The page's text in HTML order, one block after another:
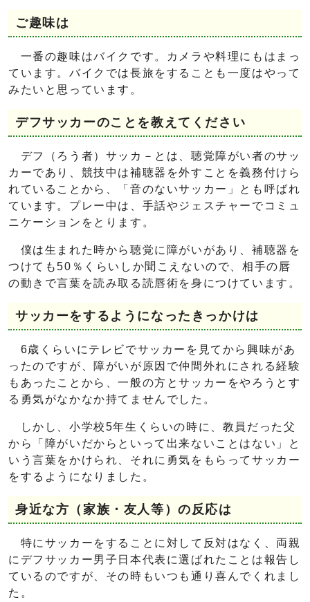
ご趣味は
一番の趣味はバイクです。カメラや料理にもはまっ
ています。バイクでは長旅をすることも一度はやって
みたいと思っています。
デフサッカーのことを教えてください
デフ（ろう者）サッカ－とは、聴覚障がい者のサッ
カーであり、競技中は補聴器を外すことを義務付けら
れていることから、「音のないサッカー」とも呼ばれ
ています。プレー中は、手話やジェスチャーでコミュ
ニケーションをとります。
僕は生まれた時から聴覚に障がいがあり、補聴器を
つけても50％くらいしか聞こえないので、相手の唇
の動きで言葉を読み取る読唇術を身につけています。
サッカーをするようになったきっかけは
6歳くらいにテレビでサッカーを見てから興味があ
ったのですが、障がいが原因で仲間外れにされる経験
もあったことから、一般の方とサッカーをやろうとす
る勇気がなかなか持てませんでした。
しかし、小学校5年生くらいの時に、教員だった父
から「障がいだからといって出来ないことはない」と
いう言葉をかけられ、それに勇気をもらってサッカー
をするようになりました。
身近な方（家族・友人等）の反応は
特にサッカーをすることに対して反対はなく、両親
にデフサッカー男子日本代表に選ばれたことは報告し
ているのですが、その時もいつも通り喜んでくれまし
た。